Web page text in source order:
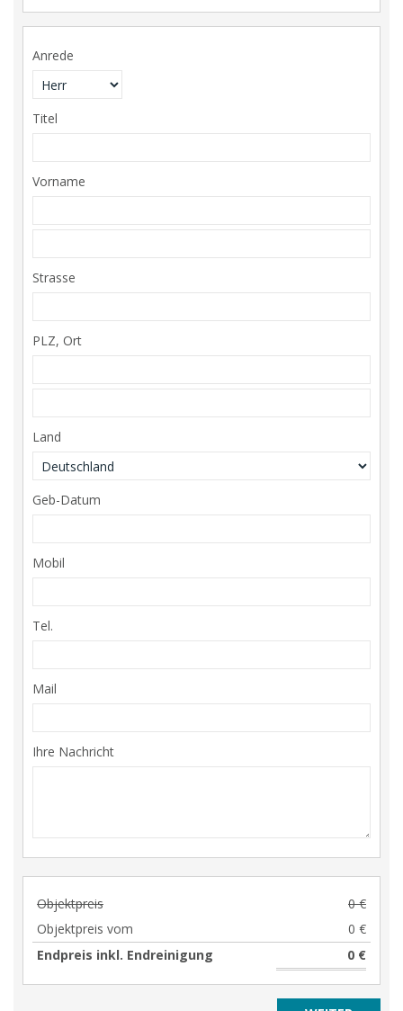
Anrede
Titel
Vorname
Strasse
PLZ, Ort
Land
Geb-Datum
Mobil
Tel.
Mail
Ihre Nachricht
Objektpreis
0 €
Objektpreis vom
0 €
Endpreis inkl. Endreinigung
0 €